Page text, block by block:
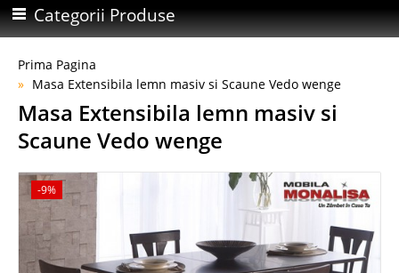
Categorii Produse
Prima Pagina
Masa Extensibila lemn masiv si Scaune Vedo wenge
Masa Extensibila lemn masiv si
Scaune Vedo wenge
-9%